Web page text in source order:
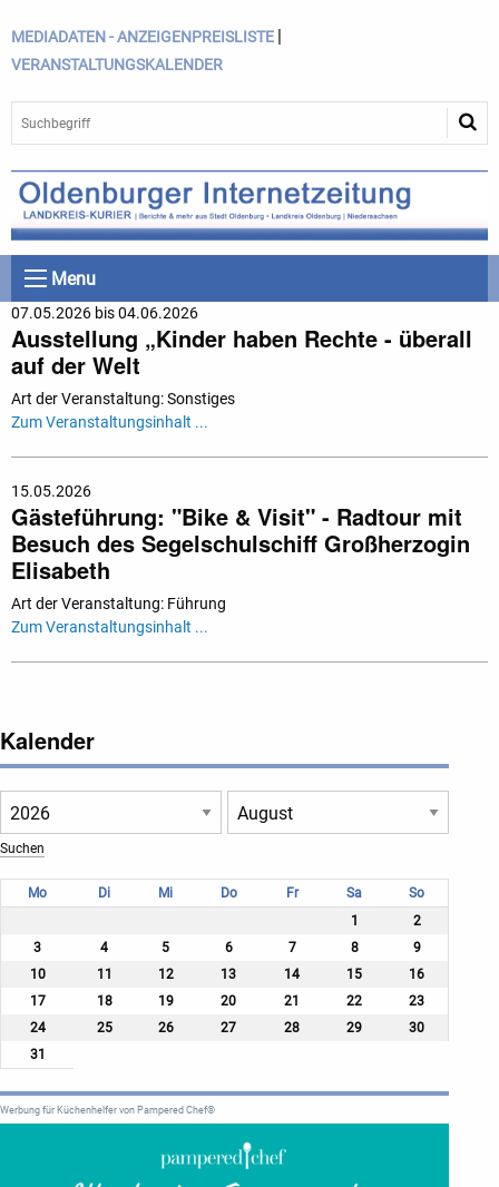
MEDIADATEN - ANZEIGENPREISLISTE |
VERANSTALTUNGSKALENDER
Menu
07.05.2026 bis 04.06.2026
Ausstellung „Kinder haben Rechte - überall
auf der Welt
Art der Veranstaltung: Sonstiges
Zum Veranstaltungsinhalt ...
15.05.2026
Gästeführung: "Bike & Visit" - Radtour mit
Besuch des Segelschulschiff Großherzogin
Elisabeth
Art der Veranstaltung: Führung
Zum Veranstaltungsinhalt ...
Kalender
Mo Di Mi Do Fr Sa
So
1
2
3
4 5 6 7 8
9
10
11 12 13 14 15
16
17
18 19 20 21 22
23
24
25 26 27 28 29
30
31
Werbung für Küchenhelfer von Pampered Chef®